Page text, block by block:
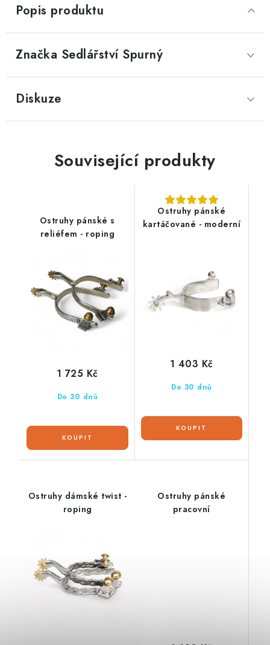
Popis produktu
Značka Sedlářství Spurný
Diskuze
Související produkty
Ostruhy pánské s
reliéfem - roping
Do 30 dnů
1 725 Kč
Ostruhy pánské
kartáčované - moderní
Do 30 dnů
1 403 Kč
Ostruhy dámské twist -
roping
Ostruhy pánské
pracovní